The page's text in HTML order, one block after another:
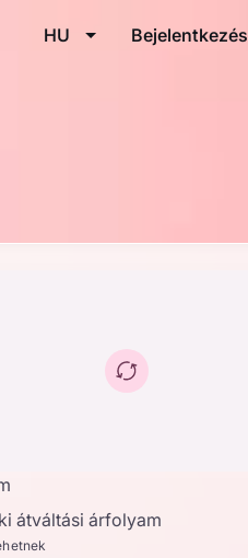
HU Bejelentkezés
átváltási árfolyam